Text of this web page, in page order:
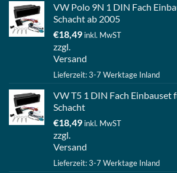
VW Polo 9N 1 DIN Fach
Schacht ab 2005
€18,49 inkl. MwST
zzgl.
Versand
Lieferzeit: 3-7 Werktage Inland
VW T5 1 DIN Fach
Schacht
€18,49 inkl. MwST
zzgl.
Versand
Lieferzeit: 3-7 Werktage Inland